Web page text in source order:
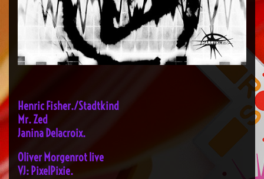
Henric Fisher./Stadtkind
Mr. Zed
Janina Delacroix.
Oliver Morgenrot live
VJ: PixelPixie.